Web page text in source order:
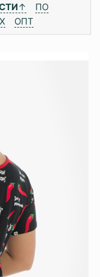
↑
ПО
ОПТ